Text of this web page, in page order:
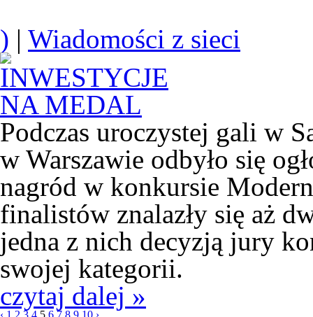
) | Wiadomości z sieci
Podczas uroczystej gali w
w Warszawie odbyło się
nagród w konkursie
finalistów znalazły się aż
jedna z nich decyzją jury
swojej kategorii.
czytaj dalej »
‹ 1 2 3 4 5 6 7 8 9 10 ›